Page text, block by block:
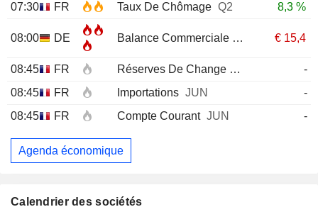
07:30 FR Taux De Chômage Q2 8,3 %
08:00 DE Balance CommercialeJUN € 15,4
08:45 FR Réserves De ChangeJUL
-
08:45
FR Importations JUN
-
08:45
FR Compte Courant JUN -
Agenda économique
Calendrier des sociétés